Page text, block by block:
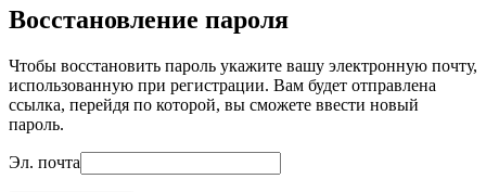
Восстановление пароля
Чтобы восстановить пароль укажите вашу электронную почту,
использованную при регистрации. Вам будет отправлена
ссылка, перейдя по которой, вы сможете ввести новый
пароль.
Эл. почта